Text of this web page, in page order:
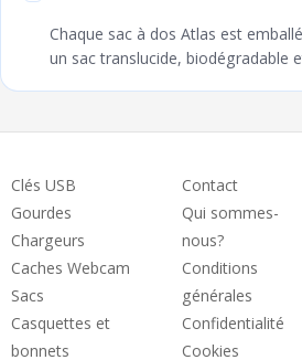
Chaque sac à dos Atlas est
un sac translucide, biodégradable
Clés USB
Gourdes
Chargeurs
Caches Webcam
Sacs
Casquettes et
bonnets
Contact
Qui sommes-
nous?
Conditions
générales
Confidentialité
Cookies